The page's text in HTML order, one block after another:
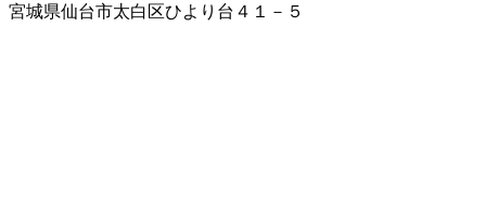
宮城県仙台市太白区ひより台４１－５